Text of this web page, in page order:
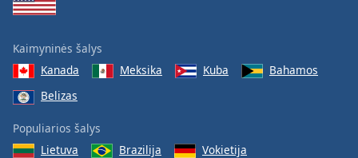
Kaimyninės šalys
Kanada
Meksika Kuba
Bahamos
Belizas
Populiarios šalys
Lietuva
Brazilija
Vokietija